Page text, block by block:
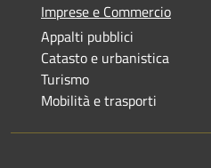
Imprese e Commercio
Appalti pubblici
Catasto e urbanistica
Turismo
Mobilità e trasporti